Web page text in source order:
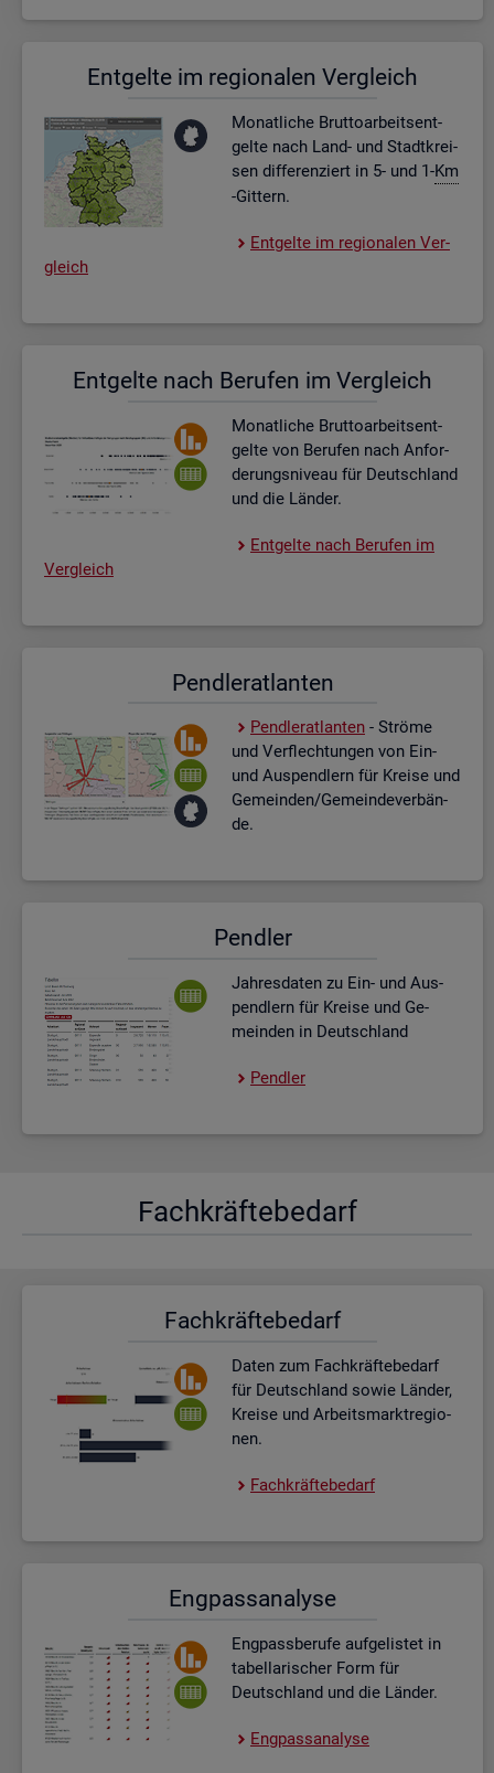
Ent­gel­te im re­gio­na­len Ver­gleich
Mo­nat­li­che Brut­to­ar­beits­ent­
gel­te nach Land- und Stadt­krei­
sen dif­fe­ren­ziert in 5- und 1-Km
-Git­tern.
Ent­gel­te im re­gio­na­len Ver­
gleich
Ent­gel­te nach Be­ru­fen im Ver­gleich
Mo­nat­li­che Brut­to­ar­beits­ent­
gel­te von Be­ru­fen nach An­for­
de­rungs­ni­veau für Deutsch­land
und die Län­der.
Ent­gel­te nach Be­ru­fen im
Ver­gleich
Pend­ler­at­lan­ten
Pend­ler­at­lan­ten - Strö­me
und Ver­flech­tun­gen von Ein-
und Aus­pend­lern für Krei­se und
Ge­mein­den/Ge­mein­de­ver­bän­
de.
Pend­ler
Jah­res­da­ten zu Ein- und Aus­
pend­lern für Krei­se und Ge­
mein­den in Deutsch­land
Pend­ler
Fach­kräf­te­be­darf
Fach­kräf­te­be­darf
Daten zum Fach­kräf­te­be­darf
für Deutsch­land sowie Län­der,
Krei­se und Ar­beits­markt­re­gio­
nen.
Fach­kräf­te­be­darf
Eng­pass­ana­ly­se
Eng­pass­be­ru­fe auf­ge­lis­tet in
ta­bel­la­ri­scher Form für
Deutsch­land und die Län­der.
Eng­pass­ana­ly­se